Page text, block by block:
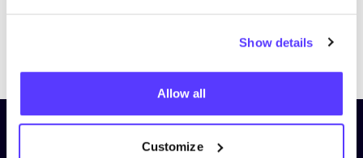
Show details
Allow all
Customize
PreviousNext
Abonniere unseren Newsletter